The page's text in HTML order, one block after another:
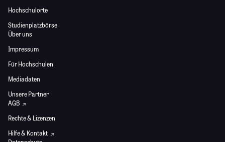
Hochschulorte
Studienplatzbörse
Über uns
Impressum
Für Hochschulen
Mediadaten
Unsere Partner
AGB
Rechte & Lizenzen
Hilfe & Kontakt